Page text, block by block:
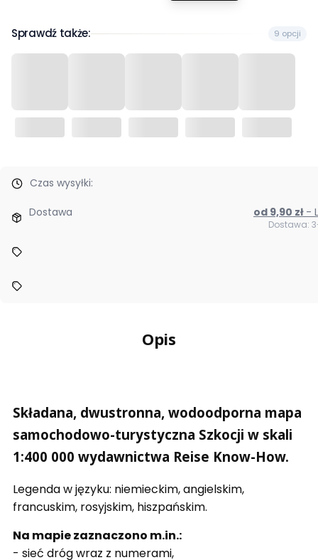
Sprawdź także: 9 opcji
Czas wysyłki:
Dostawa od 9,90 zł
Dostawa:
Opis
Składana, dwustronna, wodoodporna mapa
samochodowo-turystyczna Szkocji w skali
1:400 000 wydawnictwa Reise Know-How.
Legenda w języku: niemieckim, angielskim,
francuskim, rosyjskim, hiszpańskim.
Na mapie zaznaczono m.in.:
- sieć dróg wraz z numerami,